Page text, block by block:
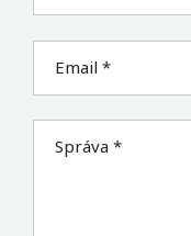
Email *
Správa *